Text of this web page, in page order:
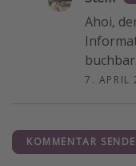
Ahoi,
7. APRIL
KOMMENTAR